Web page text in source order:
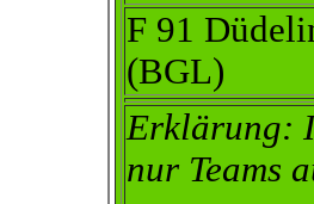
F 91
(BGL)
Erklärung:
nur Teams